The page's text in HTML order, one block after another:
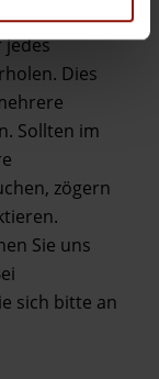
jedes
Dies
Sollten im
zögern
Sie uns
sich bitte an